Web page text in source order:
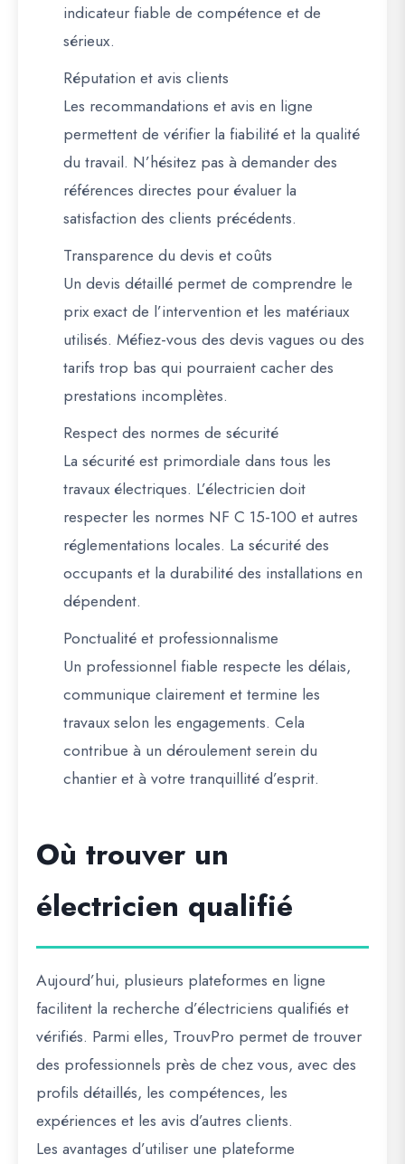
indicateur fiable de compétence et de
sérieux.
Réputation et avis clients
Les recommandations et avis en ligne
permettent de vérifier la fiabilité et la qualité
du travail. N’hésitez pas à demander des
références directes pour évaluer la
satisfaction des clients précédents.
Transparence du devis et coûts
Un devis détaillé permet de comprendre le
prix exact de l’intervention et les matériaux
utilisés. Méfiez-vous des devis vagues ou des
tarifs trop bas qui pourraient cacher des
prestations incomplètes.
Respect des normes de sécurité
La sécurité est primordiale dans tous les
travaux électriques. L’électricien doit
respecter les normes NF C 15-100 et autres
réglementations locales. La sécurité des
occupants et la durabilité des installations en
dépendent.
Ponctualité et professionnalisme
Un professionnel fiable respecte les délais,
communique clairement et termine les
travaux selon les engagements. Cela
contribue à un déroulement serein du
chantier et à votre tranquillité d’esprit.
Où trouver un
électricien qualifié
Aujourd’hui, plusieurs plateformes en ligne
facilitent la recherche d’électriciens qualifiés et
vérifiés. Parmi elles, TrouvPro permet de trouver
des professionnels près de chez vous, avec des
profils détaillés, les compétences, les
expériences et les avis d’autres clients.
Les avantages d’utiliser une plateforme